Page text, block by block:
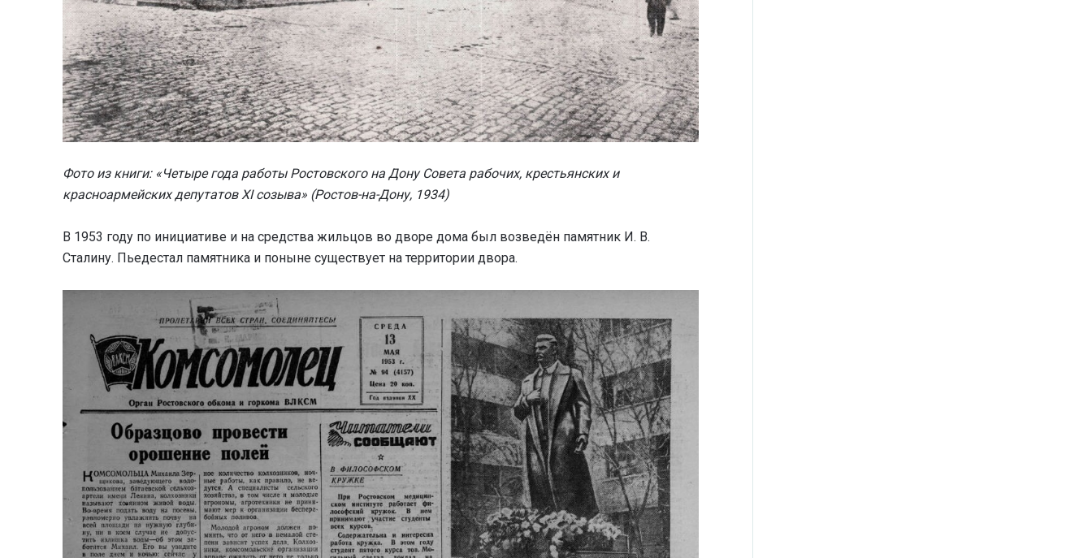
Фото из книги: «Четыре года работы Ростовского на Дону Совета рабочих, крестьянских и
красноармейских депутатов XI созыва» (Ростов-на-Дону, 1934)
В 1953 году по инициативе и на средства жильцов во дворе дома был возведён памятник И. В.
Сталину. Пьедестал памятника и поныне существует на территории двора.